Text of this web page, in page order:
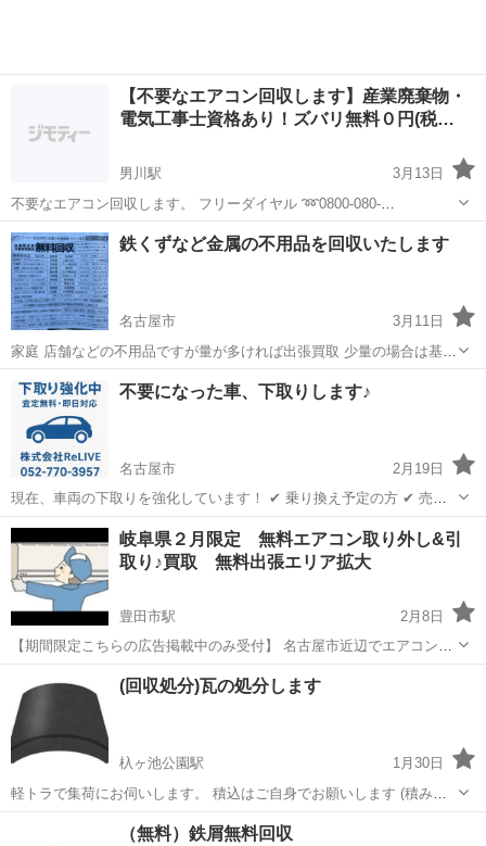
【不要なエアコン回収します】産業廃棄物・
電気工事士資格あり！ズバリ無料０円(税…
男川駅
3月13日
不要なエアコン回収します。 フリーダイヤル ➿0800-080-
7788(株)ECS エッジクリーンサービス担当まで。 ◼️取り外し・穴埋
め・回収費用込み！！ ◼️産業廃棄物資格あり！！ 第02300199577号
◼️電...
愛知 岡崎市 男川駅 不用品回収 無料
鉄くずなど金属の不用品を回収いたします
名古屋市
3月11日
家庭 店舗などの不用品ですが量が多ければ出張買取 少量の場合は基本
無料回収になります。 また倉庫整理などである程度の鉄の見込みがあ
る場合はこちらで人手を用意し手伝いながら回収可能です。 お気軽に
お問い合わせ下さい。
愛知 名古屋市 不用品回収 出張買取
不要になった車、下取りします♪
名古屋市
2月19日
現在、車両の下取りを強化しています！ ✔ 乗り換え予定の方 ✔ 売却
するか迷っている方 ✔ 古い車・過走行車でもOK ✔ 軽自動車・普通
車・輸入車など幅広く対応 「まずは金額だけ知りたい」というご相談
も大歓迎です😊...
愛知 名古屋市 不用品回収 無料
岐阜県２月限定 無料エアコン取り外し&引
取り♪買取 無料出張エリア拡大
豊田市駅
2月8日
【期間限定こちらの広告掲載中のみ受付】 名古屋市近辺でエアコンの
処分にお困りの方へのサービスになります。 (名古屋市役所を起点に片
道20Kmまで無料、20Kmを超えます場合には出張費用を頂戴致します)
（台数が有る...
豊田市駅 不用品回収
(回収処分)瓦の処分します
杁ヶ池公園駅
1月30日
軽トラで集荷にお伺いします。 積込はご自身でお願いします (積み放
題) 軽トラ 1台/40000円 ※少量の場合、お安くなります (取引方
法) 愛知県内→出張引取可能 県外→出張費別途必要 （会社）ゴミレス
杁ヶ池公園駅 不用品回収
（無料）鉄屑無料回収